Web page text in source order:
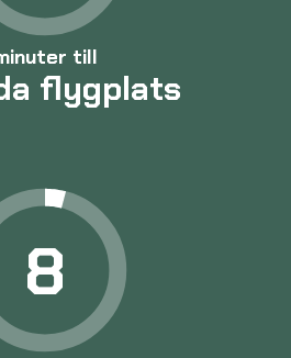
till
flygplats
8